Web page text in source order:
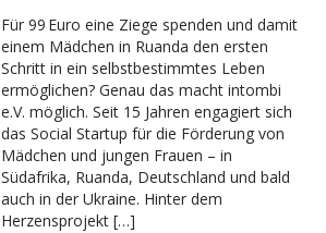
Für 99 Euro eine Ziege spenden und damit
einem Mädchen in Ruanda den ersten
Schritt in ein selbstbestimmtes Leben
ermöglichen? Genau das macht intombi
e.V. möglich. Seit 15 Jahren engagiert sich
das Social Startup für die Förderung von
Mädchen und jungen Frauen – in
Südafrika, Ruanda, Deutschland und bald
auch in der Ukraine. Hinter dem
Herzensprojekt […]